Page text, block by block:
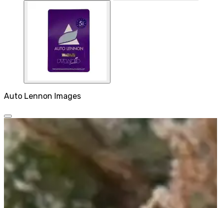
Auto Lennon Images